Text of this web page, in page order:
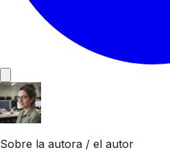
Sobre la autora / el autor